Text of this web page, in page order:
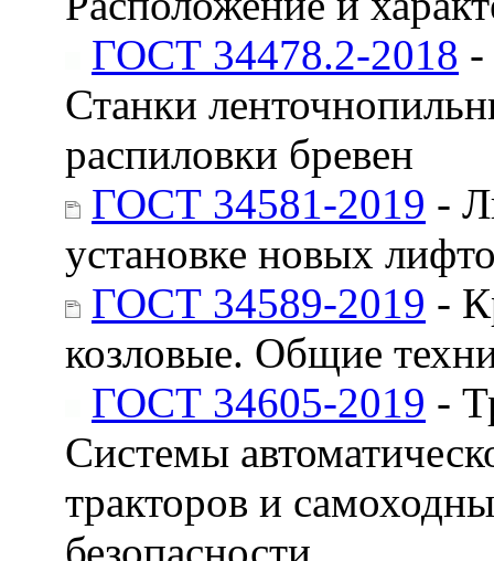
ГОСТ 34478.2-2018 -
Станки
распиловки бревен
ГОСТ 34581-2019 -
установке новых
ГОСТ 34589-2019 -
козловые. Общие
ГОСТ 34605-2019 -
Системы
тракторов и
безопасности